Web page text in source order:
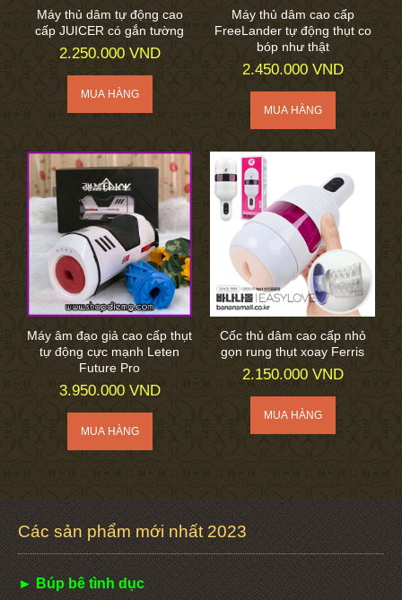
Máy thủ dâm tự động cao
cấp JUICER có gắn tường
2.250.000 VND
Máy thủ dâm cao cấp
FreeLander tự động thụt co
bóp như thật
2.450.000 VND
Máy âm đạo giả cao cấp thụt
tự động cực mạnh Leten
Future Pro
3.950.000 VND
Cốc thủ dâm cao cấp nhỏ
gọn rung thụt xoay Ferris
2.150.000 VND
Các sản phẩm mới nhất 2023
► Búp bê tình dục